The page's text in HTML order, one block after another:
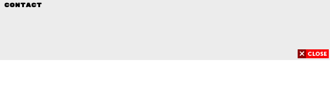
Contact